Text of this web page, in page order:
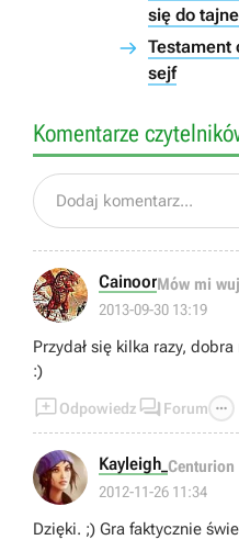
się do
Testament
sejf
Komentarze
Dodaj komentarz...
CainoorMów mi
2013-09-30 13:19
Przydał się kilka razy,
:)
Odpowiedz  Forum 
Kayleigh_ Centurion
2012-11-26 11:34
Dzięki. ;) Gra faktycznie